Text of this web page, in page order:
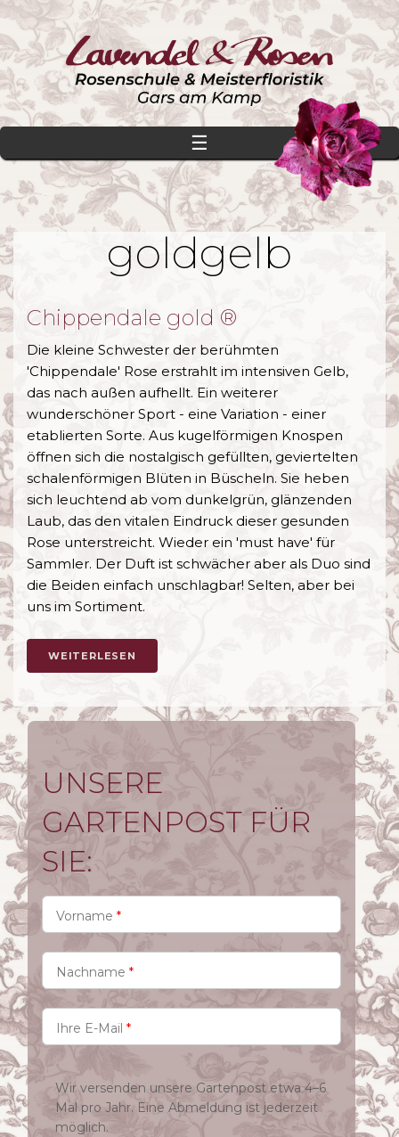
☰
goldgelb
Chippendale gold ®
Die kleine Schwester der berühmten
'Chippendale' Rose erstrahlt im intensiven Gelb,
das nach außen aufhellt. Ein weiterer
wunderschöner Sport - eine Variation - einer
etablierten Sorte. Aus kugelförmigen Knospen
öffnen sich die nostalgisch gefüllten, geviertelten
schalenförmigen Blüten in Büscheln. Sie heben
sich leuchtend ab vom dunkelgrün, glänzenden
Laub, das den vitalen Eindruck dieser gesunden
Rose unterstreicht. Wieder ein 'must have' für
Sammler. Der Duft ist schwächer aber als Duo sind
die Beiden einfach unschlagbar! Selten, aber bei
uns im Sortiment.
WEITERLESEN
UNSERE
GARTENPOST FÜR
SIE:
Vorname *
Nachname *
Ihre E-Mail *
Wir versenden unsere Gartenpost etwa 4–6
Mal pro Jahr. Eine Abmeldung ist jederzeit
möglich.